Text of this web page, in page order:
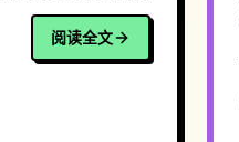
延迟实时对话。相
兼容性、部署便捷
文深入解析其技术架
阅读全文